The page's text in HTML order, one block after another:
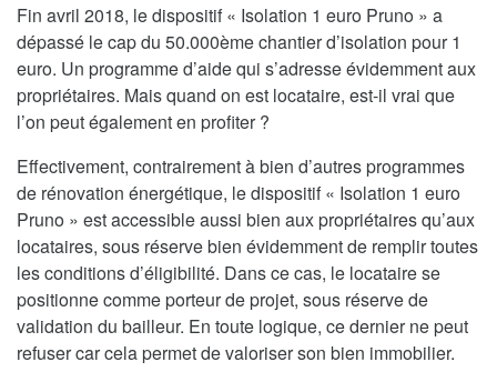
Fin avril 2018, le dispositif « Isolation 1 euro Pruno » a
dépassé le cap du 50.000ème chantier d’isolation pour 1
euro. Un programme d’aide qui s’adresse évidemment aux
propriétaires. Mais quand on est locataire, est-il vrai que
l’on peut également en profiter ?
Effectivement, contrairement à bien d’autres programmes
de rénovation énergétique, le dispositif « Isolation 1 euro
Pruno » est accessible aussi bien aux propriétaires qu’aux
locataires, sous réserve bien évidemment de remplir toutes
les conditions d’éligibilité. Dans ce cas, le locataire se
positionne comme porteur de projet, sous réserve de
validation du bailleur. En toute logique, ce dernier ne peut
refuser car cela permet de valoriser son bien immobilier.